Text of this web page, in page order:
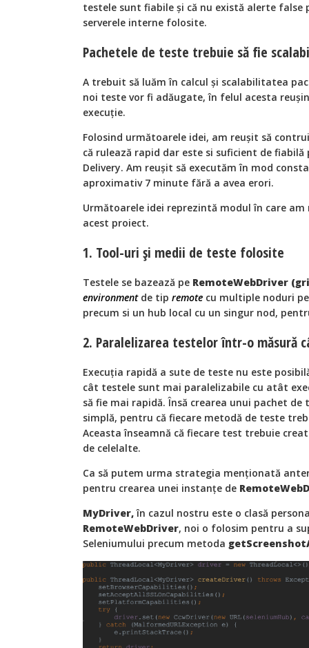
testele sunt fiabile și că nu există alerte false
serverele interne folosite.
Pachetele de teste trebuie să fie
A trebuit să luăm în calcul și scalabilitatea
noi teste vor fi adăugate, în felul acesta
execuție.
Folosind următoarele idei, am reușit să
că rulează rapid dar este si suficient de
Delivery. Am reușit să executăm în mod
aproximativ 7 minute fără a avea erori.
Următoarele idei reprezintă modul în care am
acest proiect.
1. Tool-uri și medii de teste folosite
Testele se bazează pe RemoteWebDriver
environmentde tip remote cu multiple noduri
precum si un hub local cu un singur nod,
2. Paralelizarea testelor într-o măsură
Execuția rapidă a sute de teste nu este
cât testele sunt mai paralelizabile cu atât
să fie mai rapidă. Însă crearea unui pachet
simplă, pentru că fiecare metodă de teste
Aceasta înseamnă că fiecare test trebuie
de celelalte.
Ca să putem urma strategia menționată
pentru crearea unei instanțe de
MyDriver,în cazul nostru este o clasă
RemoteWebDriver, noi o folosim pentru a
Seleniumului precum metoda